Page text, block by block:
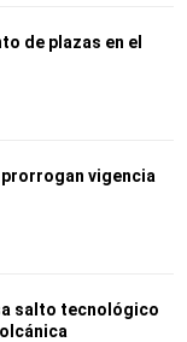
de plazas en el
vigencia
salto tecnológico